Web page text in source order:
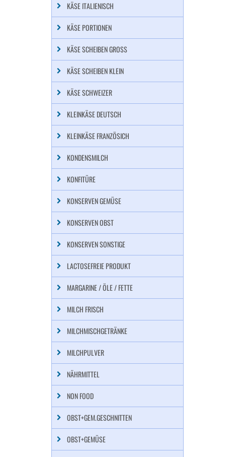
KÄSE ITALIENISCH
KÄSE PORTIONEN
KÄSE SCHEIBEN GROSS
KÄSE SCHEIBEN KLEIN
KÄSE SCHWEIZER
KLEINKÄSE DEUTSCH
KLEINKÄSE FRANZÖSICH
KONDENSMILCH
KONFITÜRE
KONSERVEN GEMÜSE
KONSERVEN OBST
KONSERVEN SONSTIGE
LACTOSEFREIE PRODUKT
MARGARINE / ÖLE / FETTE
MILCH FRISCH
MILCHMISCHGETRÄNKE
MILCHPULVER
NÄHRMITTEL
NON FOOD
OBST+GEM.GESCHNITTEN
OBST+GEMÜSE